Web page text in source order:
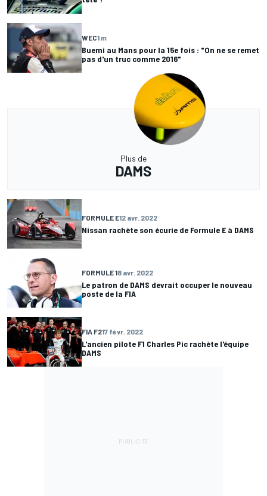
WEC1 m
Buemi au Mans pour la 15e fois : "On ne se remet
pas d'un truc comme 2016"
Plus de
DAMS
FORMULE E12 avr. 2022
Nissan rachète son écurie de Formule E à DAMS
FORMULE 18 avr. 2022
Le patron de DAMS devrait occuper le nouveau
poste de la FIA
FIA F217 févr. 2022
L'ancien pilote F1 Charles Pic rachète l'équipe
DAMS